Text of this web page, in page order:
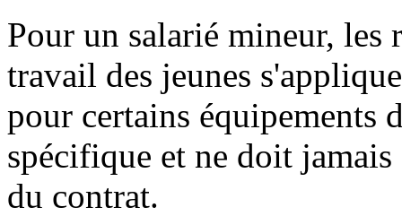
Pour un salarié mineur, les
travail des jeunes
pour certains équipements
spécifique et ne doit
du contrat.